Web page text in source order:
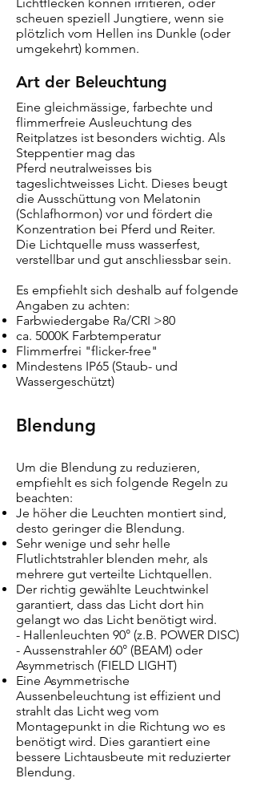
scheuen speziell Jungtiere, wenn sie
plötzlich vom Hellen ins Dunkle (oder
umgekehrt) kommen.
Art der Beleuchtung
Eine gleichmässige, farbechte und
flimmerfreie Ausleuchtung des
Reitplatzes ist besonders wichtig. Als
Steppentier mag das
Pferd neutralweisses bis
tageslichtweisses Licht. Dieses beugt
die Ausschüttung von Melatonin
(Schlafhormon) vor und fördert die
Konzentration bei Pferd und Reiter.
Die Lichtquelle muss wasserfest,
verstellbar und gut anschliessbar sein.
Es empfiehlt sich deshalb auf folgende
Angaben zu achten:
Farbwiedergabe Ra/CRI >80
ca. 5000K Farbtemperatur
Flimmerfrei "flicker-free"
Mindestens IP65 (Staub- und
Wassergeschützt)
Blendung
Um die Blendung zu reduzieren,
empfiehlt es sich folgende Regeln zu
beachten:
Je höher die Leuchten montiert sind,
desto geringer die Blendung.
Sehr wenige und sehr helle
Flutlichtstrahler blenden mehr, als
mehrere gut verteilte Lichtquellen.
Der richtig gewählte Leuchtwinkel
garantiert, dass das Licht dort hin
gelangt wo das Licht benötigt wird.
- Hallenleuchten 90° (z.B. POWER DISC)
- Aussenstrahler 60° (BEAM) oder
Asymmetrisch (FIELD LIGHT)
Eine Asymmetrische
Aussenbeleuchtung ist effizient und
strahlt das Licht weg vom
Montagepunkt in die Richtung wo es
benötigt wird. Dies garantiert eine
bessere Lichtausbeute mit reduzierter
Blendung.